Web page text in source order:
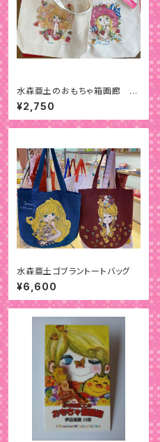
水森亜土のおもちゃ箱画廊 BI
Gトートバッグ
¥2,750
水森亜土ゴブラントートバッグ
¥6,600